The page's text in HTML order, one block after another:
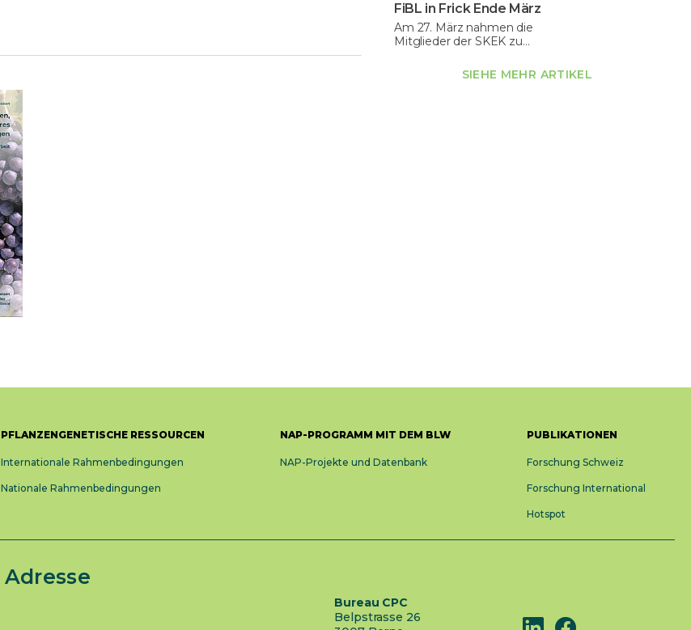
FiBL in Frick Ende März
Am 27. März nahmen die
Mitglieder der SKEK zu…
SIEHE MEHR ARTIKEL
PFLANZENGENETISCHE RESSOURCEN
Internationale Rahmenbedingungen
Nationale Rahmenbedingungen
NAP-PROGRAMM MIT DEM BLW
NAP-Projekte und Datenbank
PUBLIKATIONEN
Forschung Schweiz
Forschung International
Hotspot
Adresse
Bureau CPC
Belpstrasse 26